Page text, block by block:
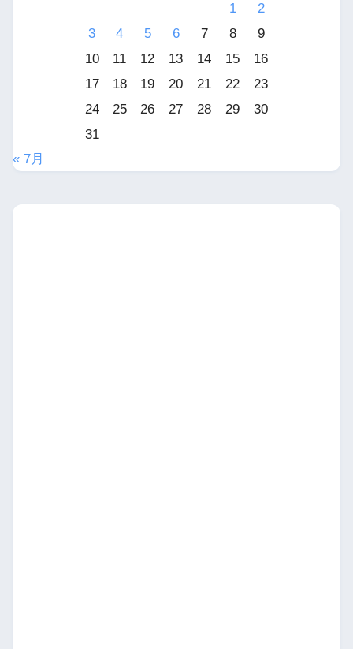
1
2
3
4 5 6 7 8
9
10
11 12 13 14 15
16
17
18 19 20 21 22
23
24
25 26 27 28 29
30
31
« 7月